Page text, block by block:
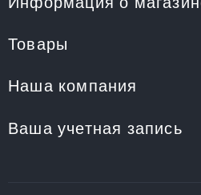
Товары
Наша компания
Ваша учетная запись